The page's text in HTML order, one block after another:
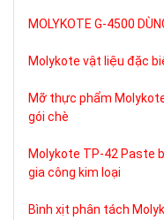
MOLYKOTE G-4500
Molykote vật liệu đặc
Mỡ thực phẩm
gói chè
Molykote TP-42 Paste
gia công kim loại
Bình xịt phân tách